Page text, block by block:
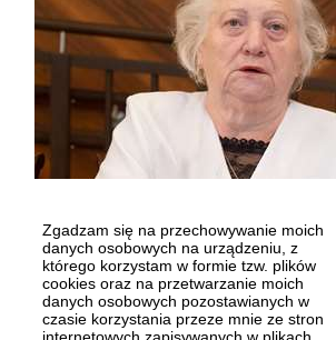
Zgadzam się na przechowywanie moich
danych osobowych na urządzeniu, z
którego korzystam w formie tzw. plików
cookies oraz na przetwarzanie moich
danych osobowych pozostawianych w
czasie korzystania przeze mnie ze stron
Maria Tuchowska Fot. Dariusz GORAJSKI
Strona główna Szczecin/